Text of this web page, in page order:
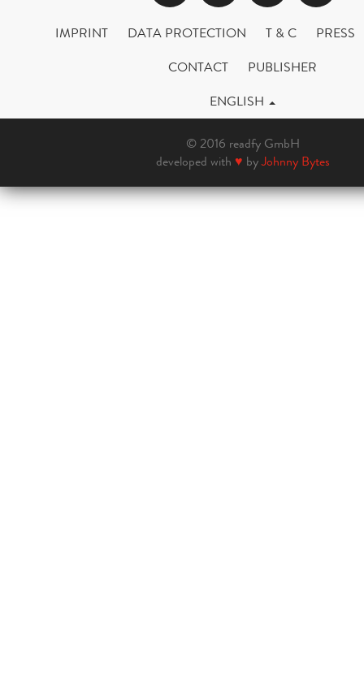
IMPRINT DATA PROTECTION T & C
PRESS
CONTACT
PUBLISHER
ENGLISH
© 2016 readfy GmbH
developed with ♥ byJohnny Bytes